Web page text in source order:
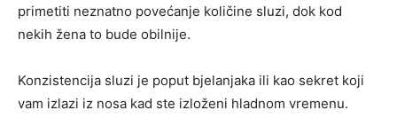
primetiti neznatno povećanje količine sluzi, dok kod
nekih žena to bude obilnije.
Konzistencija sluzi je poput bjelanjaka ili kao sekret koji
vam izlazi iz nosa kad ste izloženi hladnom vremenu.